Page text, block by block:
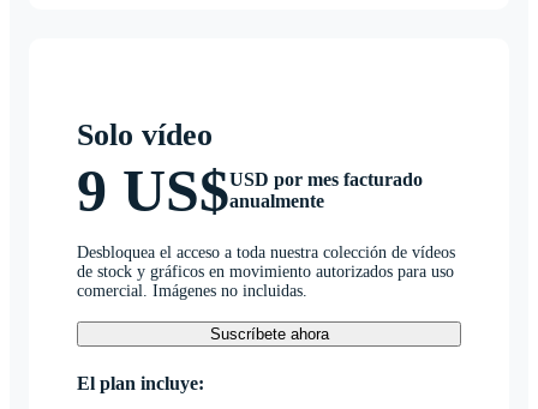
Solo vídeo
9 US$USD por mes facturado
anualmente
Desbloquea el acceso a toda nuestra colección de vídeos
de stock y gráficos en movimiento autorizados para uso
comercial. Imágenes no incluidas.
Suscríbete ahora
El plan incluye: